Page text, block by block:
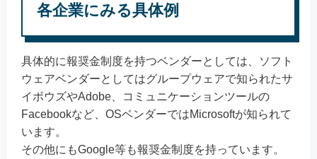
各企業にみる具体例
具体的に報奨金制度を持つベンダーとしては、ソフト
ウェアベンダーとしてはグループウェアで知られたサ
イボウズやAdobe、コミュニケーションツールの
Facebookなど、OSベンダーではMicrosoftが知られて
います。
その他にもGoogle等も報奨金制度を持っています。